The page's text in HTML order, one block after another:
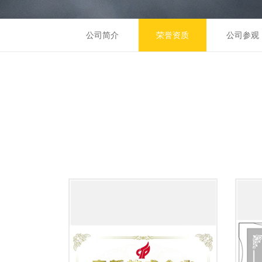
公司简介 荣誉资质 公司参观